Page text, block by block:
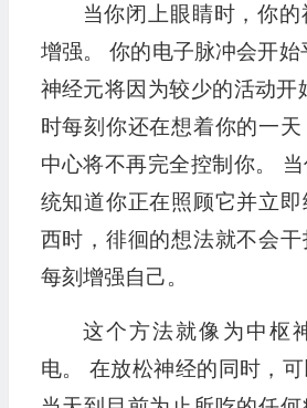
当你闭上眼睛时，你
增强。 你的电子脉冲会开始
神经元将因为较少的活动开
时每刻你还在想着你的一
中心将不再完全控制你。
统知道你正在照顾它并立
西时，徘徊的想法就不会
每刻增强自己。
这个方法就像为中枢
电。 在放松神经的同时，